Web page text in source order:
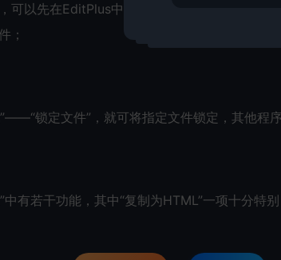
可以先在EditPlus中写好。写完之后，执行“
；
锁定文件”，就可将指定文件锁定，其他程序
有若干功能，其中“复制为HTML”一项十分特别